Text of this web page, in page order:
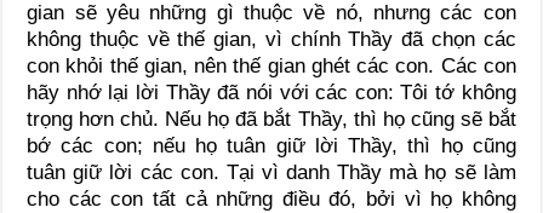
gian sẽ yêu những gì thuộc về nó, nhưng các con
không thuộc về thế gian, vì chính Thầy đã chọn các
con khỏi thế gian, nên thế gian ghét các con. Các con
hãy nhớ lại lời Thầy đã nói với các con: Tôi tớ không
trọng hơn chủ. Nếu họ đã bắt Thầy, thì họ cũng sẽ bắt
bớ các con; nếu họ tuân giữ lời Thầy, thì họ cũng
tuân giữ lời các con. Tại vì danh Thầy mà họ sẽ làm
cho các con tất cả những điều đó, bởi vì họ không